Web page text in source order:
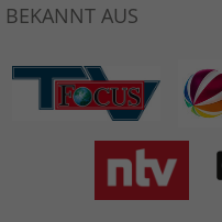
BEKANNT AUS